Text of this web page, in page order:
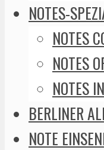
NOTES-
NOTES
NOTES
NOTES
BERLINER
NOTE